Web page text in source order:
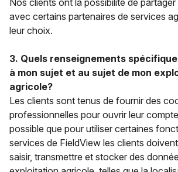
Nos clients ont la possibilité de
avec certains partenaires de services
leur choix.
3. Quels renseignements
à mon sujet et au sujet de mon
agricole?
Les clients sont tenus de fournir des
professionnelles pour ouvrir leur
possible que pour utiliser certaines
services de FieldView les clients
saisir, transmettre et stocker des